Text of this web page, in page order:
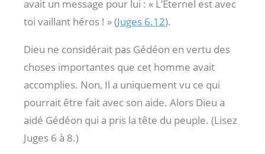
avait un message pour lui : « L’Eternel est avec
toi vaillant héros ! » (Juges 6.12).
Dieu ne considérait pas Gédéon en vertu des
choses importantes que cet homme avait
accomplies. Non, Il a uniquement vu ce qui
pourrait être fait avec son aide. Alors Dieu a
aidé Gédéon qui a pris la tête du peuple. (Lisez
Juges 6 à 8.)